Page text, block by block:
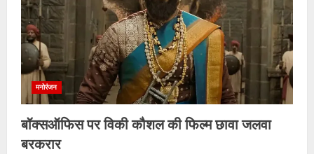
मनोरंजन
बॉक्सऑफिस पर विकी कौशल की फिल्म छावा जलवा
बरकरार